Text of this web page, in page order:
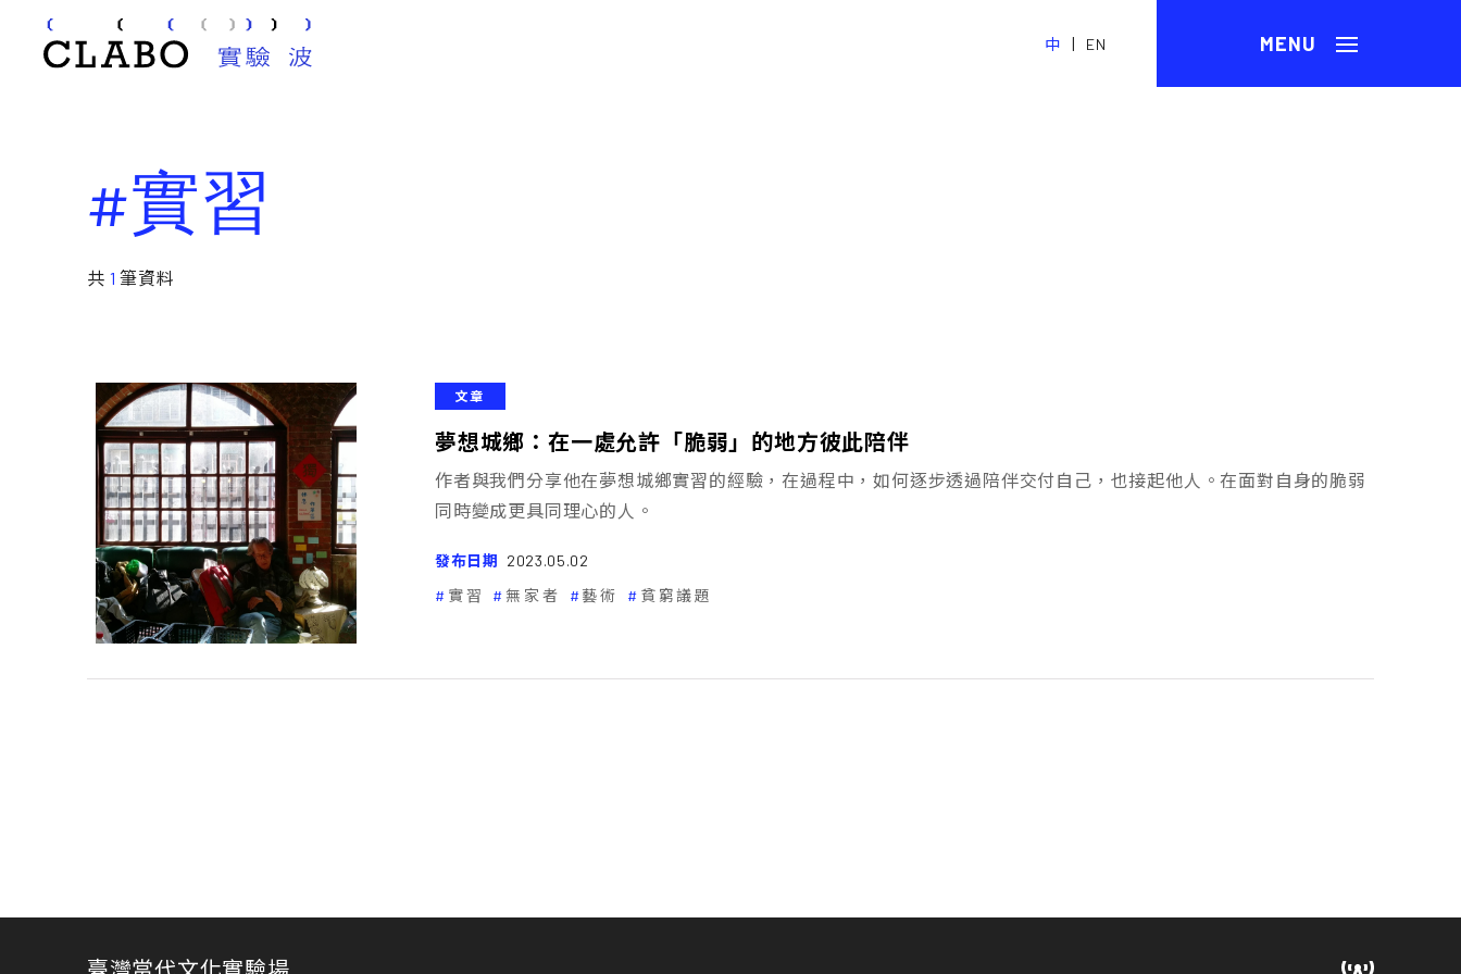
中 | EN
#實習
共 1筆資料
文章
夢想城鄉：在一處允許「脆弱」的地方彼此陪伴
作者與我們分享他在夢想城鄉實習的經驗，在過程中，如何逐步透過陪伴交付自己，也接起他人。在面對自身的脆弱
同時變成更具同理心的人。
發布日期 2023.05.02
實習
無家者 藝術 貧窮議題
臺灣當代文化實驗場